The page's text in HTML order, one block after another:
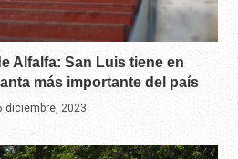
Alfalfa: San Luis tiene en
más importante del país
diciembre, 2023